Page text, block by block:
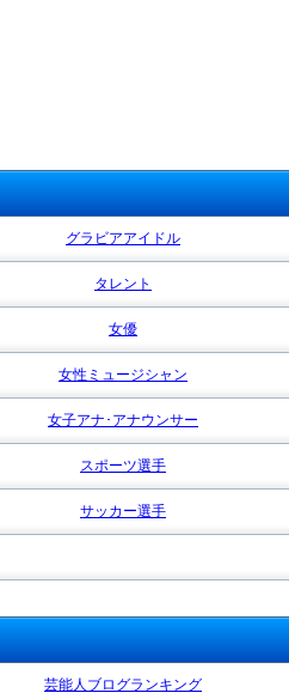
グラビアアイドル
タレント
女優
女性ミュージシャン
女子アナ･アナウンサー
スポーツ選手
サッカー選手
芸能人ブログランキング